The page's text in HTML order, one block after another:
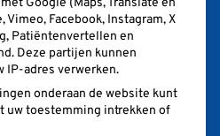
35
Google (Maps, Translate en
Vimeo, Facebook, Instagram, X
Patiëntenvertellen en
Deze partijen kunnen
IP-adres verwerken.
onderaan de website kunt
uw toestemming intrekken of